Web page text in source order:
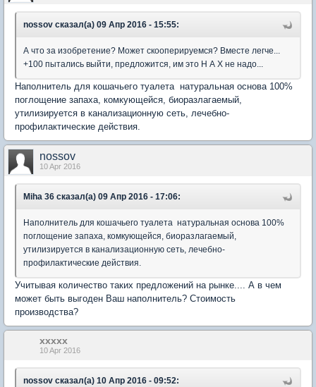
nossov сказал(а) 09 Апр 2016 - 15:55:
А что за изобретение? Может скооперируемся? Вместе легче...
+100 пытались выйти, предложится, им это Н А Х не надо...
Наполнитель для кошачьего туалета натуральная основа 100%
поглощение запаха, комкующейся, биоразлагаемый,
утилизируется в канализационную сеть, лечебно-
профилактические действия.
nossov
10 Apr 2016
Miha 36 сказал(а) 09 Апр 2016 - 17:06:
Наполнитель для кошачьего туалета натуральная основа 100%
поглощение запаха, комкующейся, биоразлагаемый,
утилизируется в канализационную сеть, лечебно-
профилактические действия.
Учитывая количество таких предложений на рынке.... А в чем
может быть выгоден Ваш наполнитель? Стоимость
производства?
xxxxx
10 Apr 2016
nossov сказал(а) 10 Апр 2016 - 09:52: